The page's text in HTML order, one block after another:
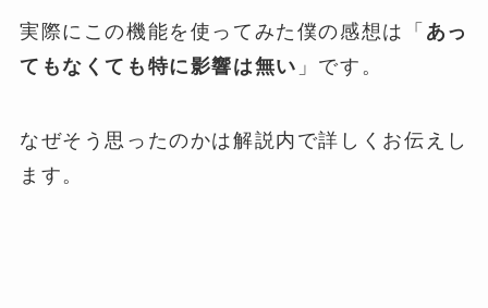
実際にこの機能を使ってみた僕の感想は「 あっ
てもなくても特に影響は無い 」です。
なぜそう思ったのかは解説内で詳しくお伝えし
ます。